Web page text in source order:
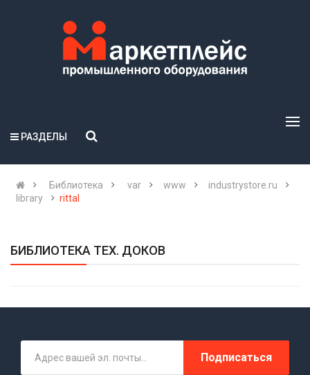
РАЗДЕЛЫ
Библиотека var www
industrystore.ru
library
rittal
БИБЛИОТЕКА ТЕХ. ДОКОВ
Подписаться